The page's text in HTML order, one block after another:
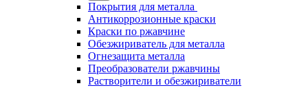
Покрытия для металла
Антикоррозионные краски
Краски по ржавчине
Обезжириватель для металла
Огнезащита металла
Преобразователи ржавчины
Растворители и обезжириватели